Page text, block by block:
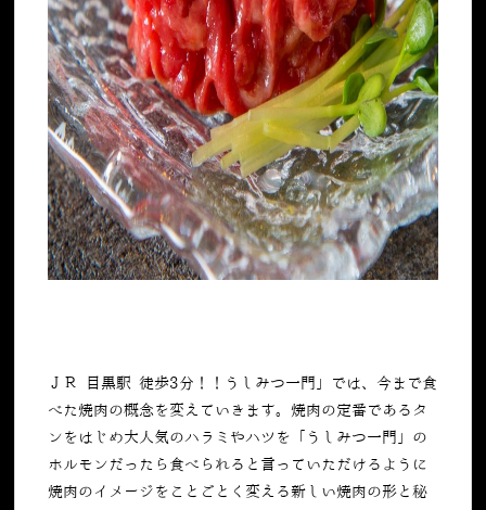
ＪＲ 目黒駅 徒歩3分！！うしみつ一門」では、今まで食
べた焼肉の概念を変えていきます。焼肉の定番であるタ
ンをはじめ大人気のハラミやハツを「うしみつ一門」の
ホルモンだったら食べられると言っていただけるように
焼肉のイメージをことごとく変える新しい焼肉の形と秘